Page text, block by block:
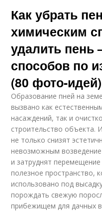
Как убрать
химическим
удалить
способов по
(80 фото-идей)
Образование пней на
вызвано как
насаждений, так и
строительство объекта.
не только снизят
невозможным
и затруднят
полезное пространство,
использовано под
порождать свежую
прибежищем для дачных